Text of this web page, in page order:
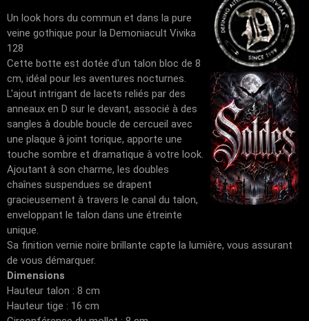
Un look hors du commun et dans la pure
veine gothique pour la Demoniacult Vivika
128
Cette botte est dotée d'un talon bloc de 8
cm, idéal pour les aventures nocturnes.
L'ajout intrigant de lacets reliés par des
anneaux en D sur le devant, associé à des
sangles à double boucle de cercueil avec
une plaque à joint torique, apporte une
touche sombre et dramatique à votre look.
Ajoutant à son charme, les doubles
chaînes suspendues se drapent
gracieusement à travers le canal du talon,
enveloppant le talon dans une étreinte
unique.
Sa finition vernie noire brillante capte la lumière, vous assurant
de vous démarquer.
Dimensions
Hauteur talon : 8 cm
Hauteur tige : 16 cm